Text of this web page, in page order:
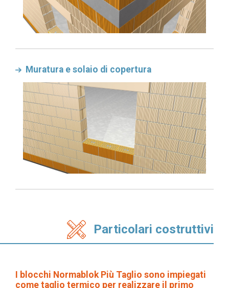
Muratura e solaio di copertura
Particolari costruttivi
I blocchi Normablok Più Taglio sono impiegati
come taglio termico per realizzare il primo